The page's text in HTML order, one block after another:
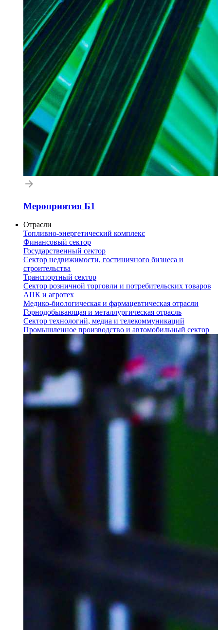
Мероприятия Б1
Отрасли
Топливно-энергетический комплекс
Финансовый сектор
Государственный сектор
Сектор недвижимости, гостиничного бизнеса и
строительства
Транспортный сектор
Сектор розничной торговли и потребительских товаров
АПК и агротех
Медико-биологическая и фармацевтическая отрасли
Горнодобывающая и металлургическая отрасль
Сектор технологий, медиа и телекоммуникаций
Промышленное производство и автомобильный сектор